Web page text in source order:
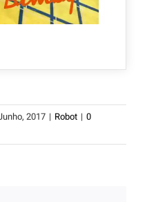
2017 | Robot | 0